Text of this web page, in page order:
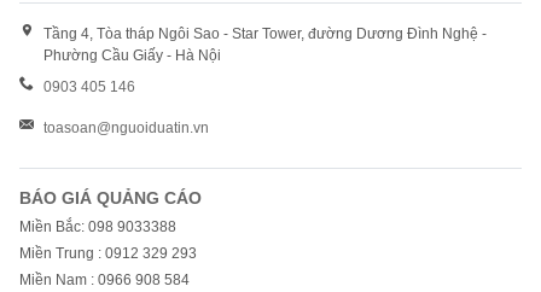
Tầng 4, Tòa tháp Ngôi Sao - Star Tower, đường Dương Đình Nghệ -
Phường Cầu Giấy - Hà Nội
0903 405 146
toasoan@nguoiduatin.vn
BÁO GIÁ QUẢNG CÁO
Miền Bắc: 098 9033388
Miền Trung : 0912 329 293
Miền Nam : 0966 908 584